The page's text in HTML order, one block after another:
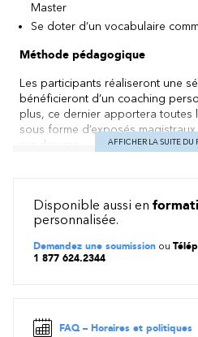
Master
Se doter d’un vocabulaire
Méthode pédagogique
Les participants réaliseront une
bénéficieront d’un coaching
plus, ce dernier apportera toutes
sous forme d’exposés
sur des cas.
Fondements de l’approche
rôles et responsabilités,
minimiser les risques du projet
IMPORTANT :Matériel de cours
AFFICHER LA SUITE DU
Disponible aussi en
personnalisée.
Demandez une soumission ou
1 877 624.2344
FAQ – Horaires et politiques